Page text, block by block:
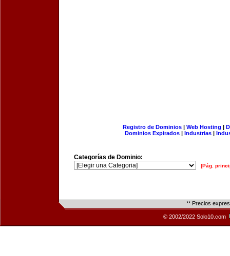
Registro de Dominios| Web Hosting |
Dominios Expirados | Industrias |
Categorías de Dominio:
[Pág.
** Precios
© 2002/2022 Solo10.com